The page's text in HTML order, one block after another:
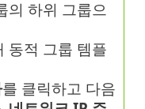
의 하위 그룹으
동적 그룹 템플
를 클릭하고 다음